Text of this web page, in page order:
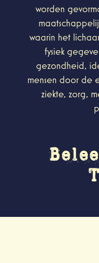
worden
waarin het
fysiek
gezondheid,
mensen door de
ziekte, zorg,